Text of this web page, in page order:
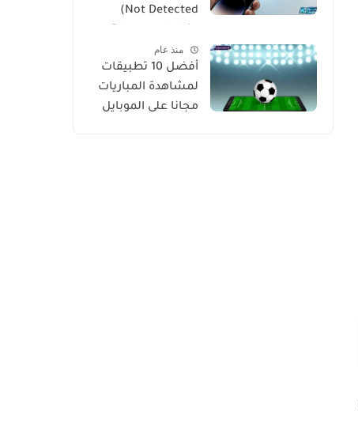
Not Detected)
ومجربة
منذ عام
أفضل 10 تطبيقات
لمشاهدة المباريات
مجانا على الموبايل